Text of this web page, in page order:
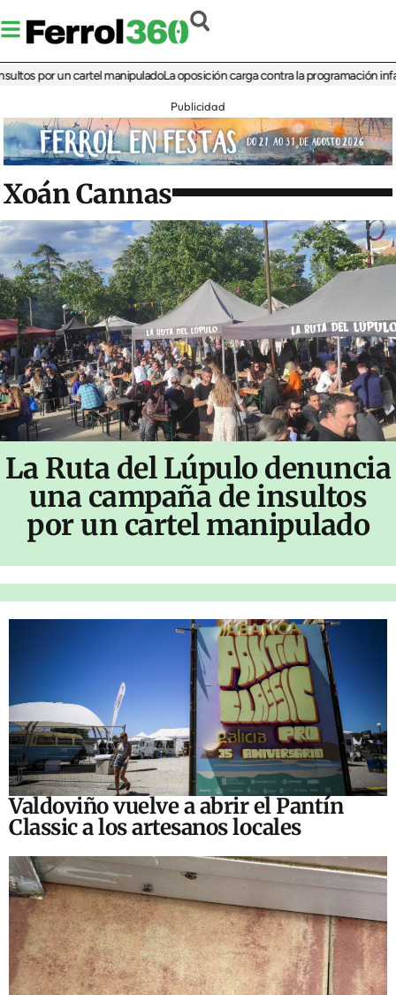
un cartel manipuladoLa oposición carga contra la programación infantil de
Publicidad
Xoán Cannas
La Ruta del Lúpulo denuncia
una campaña de insultos
por un cartel manipulado
Valdoviño vuelve a abrir el Pantín
Classic a los artesanos locales